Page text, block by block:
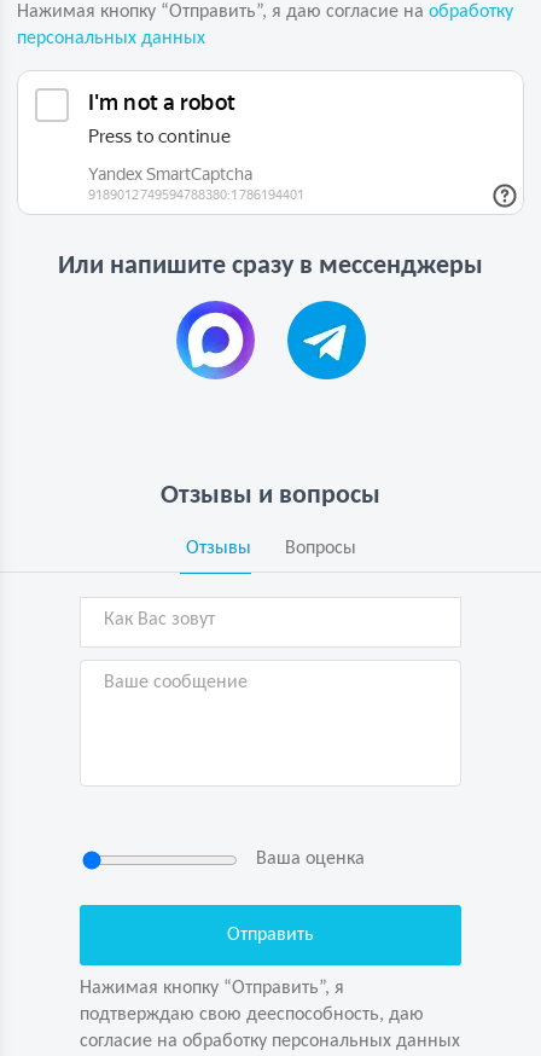
Нажимая кнопку “Отправить”, я даю согласие на обработку
персональных данных
Или напишите сразу в мессенджеры
Отзывы и вопросы
Отзывы Вопросы
Ваша оценка
Нажимая кнопку “Отправить”, я
подтверждаю свою дееспособность, даю
согласие на обработку персональных данных
Нажимая кнопку “Отправить”, я
согласие на обработку персональных данных